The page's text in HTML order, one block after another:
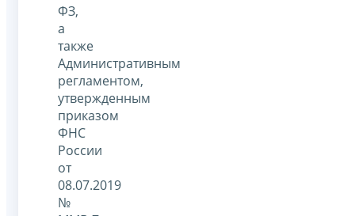
ФЗ,
а
также
Административным
регламентом,
утвержденным
приказом
ФНС
России
от
08.07.2019
№